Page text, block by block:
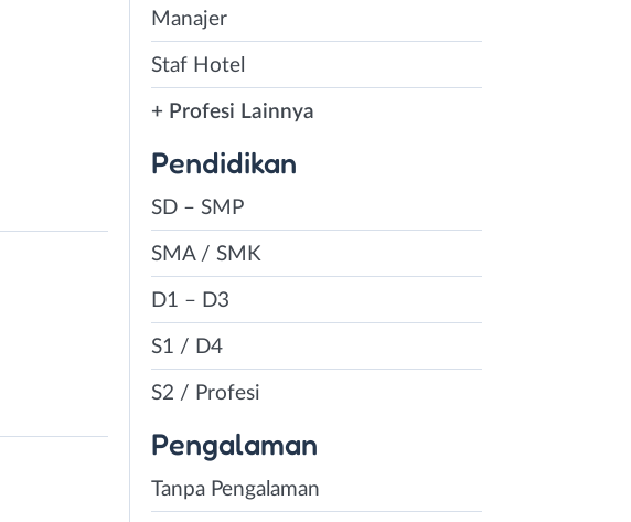
Manajer
Staf Hotel
+ Profesi Lainnya
Pendidikan
SD – SMP
SMA / SMK
D1 – D3
S1 / D4
S2 / Profesi
Pengalaman
Tanpa Pengalaman